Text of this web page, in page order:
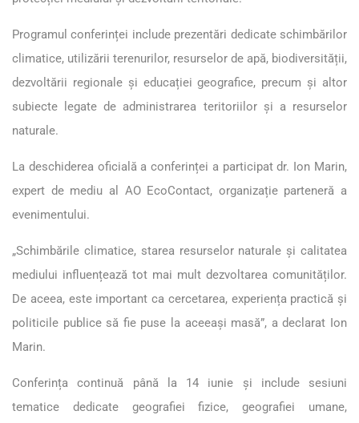
Programul conferinței include prezentări dedicate schimbărilor
climatice, utilizării terenurilor, resurselor de apă, biodiversității,
dezvoltării regionale și educației geografice, precum și altor
subiecte legate de administrarea teritoriilor și a resurselor
naturale.
La deschiderea oficială a conferinței a participat dr. Ion Marin,
expert de mediu al AO EcoContact, organizație parteneră a
evenimentului.
„Schimbările climatice, starea resurselor naturale și calitatea
mediului influențează tot mai mult dezvoltarea comunităților.
De aceea, este important ca cercetarea, experiența practică și
politicile publice să fie puse la aceeași masă”, a declarat Ion
Marin.
Conferința continuă până la 14 iunie și include sesiuni
tematice dedicate geografiei fizice, geografiei umane,